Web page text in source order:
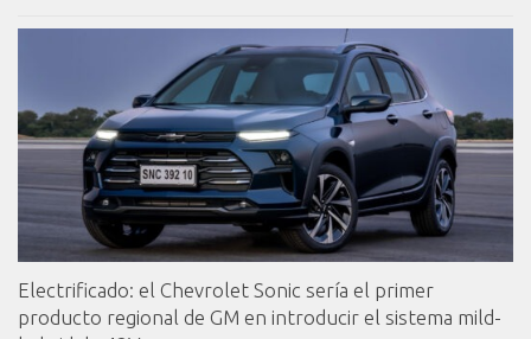
Electrificado: el Chevrolet Sonic sería el primer
producto regional de GM en introducir el sistema mild-